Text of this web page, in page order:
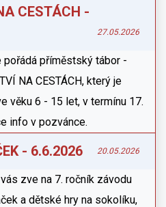
CESTÁCH -
27.05.2026
pořádá příměstský tábor -
NA CESTÁCH, který je
věku 6 - 15 let, v termínu 17.
info v pozvánce.
- 6.6.2026 20.05.2026
zve na 7. ročník závodu
a dětské hry na sokolíku,